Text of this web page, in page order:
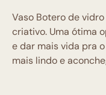
Vaso Botero de
criativo. Uma ótima
e dar mais vida pra
mais lindo e